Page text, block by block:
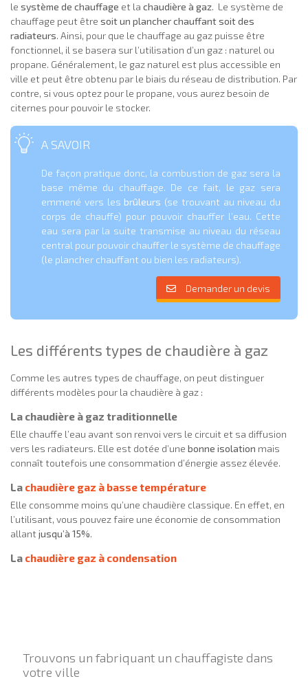
le système de chauffage et la chaudière à gaz. Le système de
chauffage peut être soit un plancher chauffant soit des
radiateurs. Ainsi, pour que le chauffage au gaz puisse être
fonctionnel, il se basera sur l’utilisation d’un gaz : naturel ou
propane. Généralement, le gaz naturel est plus accessible en
ville et peut être obtenu par le biais du réseau de distribution. Par
contre, si vous optez pour le propane, vous aurez besoin de
citernes pour pouvoir le stocker.
A SAVOIR
De façon pratique donc, la combustion de gaz sera la
base même du chauffage. De ce fait, le gaz sera
emmené vers les brûleurs (se trouvant au niveau du
corps de chauffe) pour pouvoir chauffer l’eau. Cette
eau sera par la suite transmise au niveau du réseau
central pour pouvoir chauffer le système de chauffage
(le plancher chauffant ou bien les radiateurs).
Demander un devis
Les différents types de chaudière à gaz
Comme les autres types de chauffage, on peut distinguer
différents modèles pour la chaudière à gaz :
La chaudière à gaz traditionnelle
Elle chauffe l’eau avant son renvoi vers le circuit et sa diffusion
vers les radiateurs. Elle est dotée d’une bonne isolation mais
connaît toutefois une consommation d’énergie assez élevée.
La chaudière gaz à basse température
Elle consomme moins qu’une chaudière classique. En effet, en
l’utilisant, vous pouvez faire une économie de consommation
allantjusqu’à 15%.
La chaudière gaz à condensation
Trouvons un fabriquant un chauffagiste dans
votre ville